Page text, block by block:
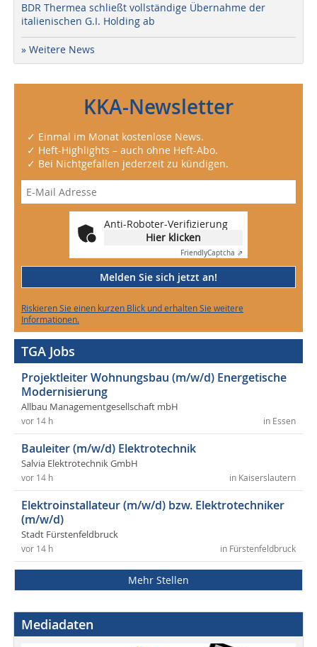
BDR Thermea schließt vollständige Übernahme der
italienischen G.I. Holding ab
» Weitere News
KKA-Newsletter
✓ Einmal im Monat kostenlose News.
✓ Heft-Highlights – auch ohne Heft-Abo.
✓ Bei Nichtgefallen jederzeit zu kündigen.
Anti-Roboter-Verifizierung
Hier klicken
FriendlyCaptcha ⇗
Melden Sie sich jetzt an!
Riskieren Sie einen kurzen Blick und erhalten Sie weitere
Informationen.
TGA Jobs
Projektleiter Wohnungsbau (m/w/d) Energetische
Modernisierung
Allbau Managementgesellschaft mbH
in Essen
vor 14 h
Bauleiter (m/w/d) Elektrotechnik
Salvia Elektrotechnik GmbH
in Kaiserslautern
vor 14 h
Elektroinstallateur (m/w/d) bzw. Elektrotechniker
(m/w/d)
Stadt Fürstenfeldbruck
in Fürstenfeldbruck
vor 14 h
Mehr Stellen
Mediadaten